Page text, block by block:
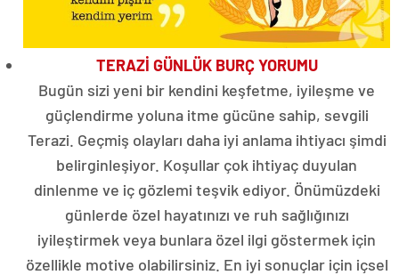
TERAZİ GÜNLÜK BURÇ YORUMU
Bugün sizi yeni bir kendini keşfetme, iyileşme ve
güçlendirme yoluna itme gücüne sahip, sevgili
Terazi. Geçmiş olayları daha iyi anlama ihtiyacı şimdi
belirginleşiyor. Koşullar çok ihtiyaç duyulan
dinlenme ve iç gözlemi teşvik ediyor. Önümüzdeki
günlerde özel hayatınızı ve ruh sağlığınızı
iyileştirmek veya bunlara özel ilgi göstermek için
özellikle motive olabilirsiniz. En iyi sonuçlar için içsel